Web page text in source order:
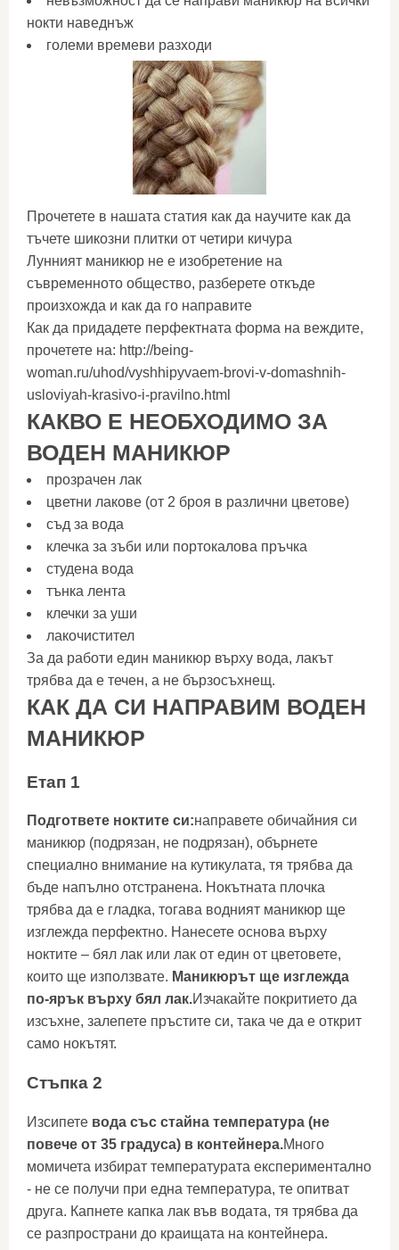
нокти наведнъж
големи времеви разходи
Прочетете в нашата статия как да научите как да
тъчете шикозни плитки от четири кичура
Лунният маникюр не е изобретение на
съвременното общество, разберете откъде
произхожда и как да го направите
Как да придадете перфектната форма на веждите,
прочетете на: http://being-
woman.ru/uhod/vyshhipyvaem-brovi-v-domashnih-
usloviyah-krasivo-i-pravilno.html
КАКВО Е НЕОБХОДИМО ЗА
ВОДЕН МАНИКЮР
прозрачен лак
цветни лакове (от 2 броя в различни цветове)
съд за вода
клечка за зъби или портокалова пръчка
студена вода
тънка лента
клечки за уши
лакочистител
За да работи един маникюр върху вода, лакът
трябва да е течен, а не бързосъхнещ.
КАК ДА СИ НАПРАВИМ ВОДЕН
МАНИКЮР
Етап 1
Подгответе ноктите си:направете обичайния си
маникюр (подрязан, не подрязан), обърнете
специално внимание на кутикулата, тя трябва да
бъде напълно отстранена. Нокътната плочка
трябва да е гладка, тогава водният маникюр ще
изглежда перфектно. Нанесете основа върху
ноктите – бял лак или лак от един от цветовете,
които ще използвате. Маникюрът ще изглежда
по-ярък върху бял лак.Изчакайте покритието да
изсъхне, залепете пръстите си, така че да е открит
само нокътят.
Стъпка 2
Изсипете вода със стайна температура (не
повече от 35 градуса) в контейнера.Много
момичета избират температурата експериментално
- не се получи при една температура, те опитват
друга. Капнете капка лак във водата, тя трябва да
се разпространи до краищата на контейнера.